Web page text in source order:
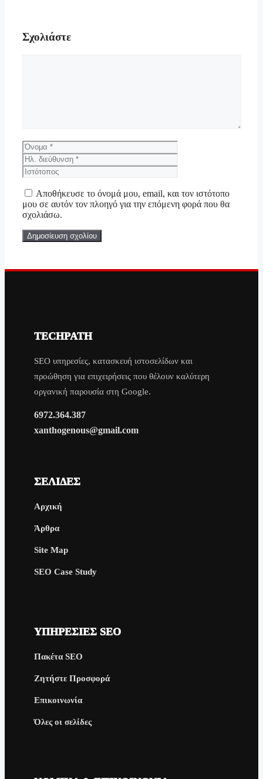
Σχολιάστε
Όνομα
διεύθυνση
Αποθήκευσε το όνομά μου, email, και τον ιστότοπο
μου σε αυτόν τον πλοηγό για την επόμενη φορά που θα
σχολιάσω.
TECHPATH
SEO υπηρεσίες, κατασκευή ιστοσελίδων και
προώθηση για επιχειρήσεις που θέλουν καλύτερη
οργανική παρουσία στη Google.
6972.364.387
xanthogenous@gmail.com
ΣΕΛΊΔΕΣ
Αρχική
Άρθρα
Site Map
SEO Case Study
ΥΠΗΡΕΣΊΕΣ SEO
Πακέτα SEO
Ζητήστε Προσφορά
Επικοινωνία
Όλες οι σελίδες